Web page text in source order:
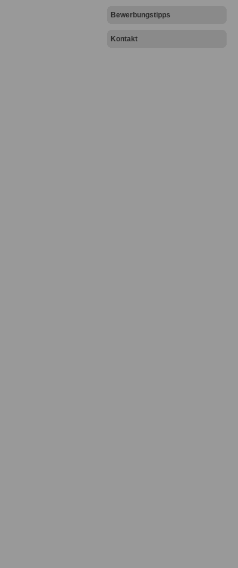
Bewerbungstipps
Kontakt